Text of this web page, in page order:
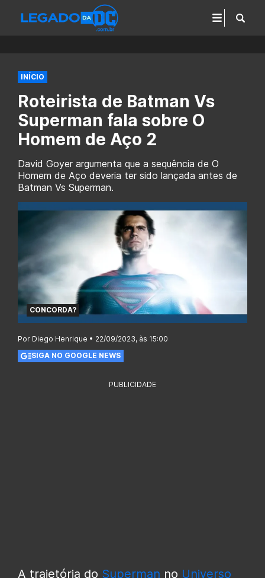
INÍCIO
Roteirista de Batman Vs
Superman fala sobre O
Homem de Aço 2
David Goyer argumenta que a sequência de O
Homem de Aço deveria ter sido lançada antes de
Batman Vs Superman.
CONCORDA?
Por Diego Henrique • 22/09/2023, às 15:00
SIGA NO GOOGLE NEWS
PUBLICIDADE
A trajetória do Superman no Universo